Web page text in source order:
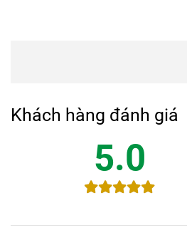
Khách hàng đánh giá
5.0